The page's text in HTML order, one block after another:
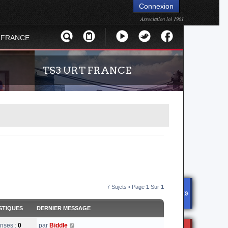
Connexion
Association loi 1901
TS3 URT FRANCE
communauté ? Alors venez vous connecter,
vous vous sentirez moins seul !7 Sujets • Page 1 Sur 1
DERNIER MESSAGE
: 0
par Biddle